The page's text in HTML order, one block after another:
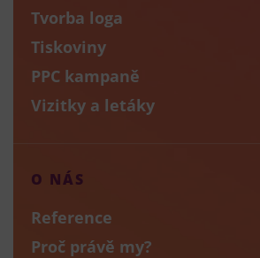
Tvorba loga
Tiskoviny
PPC kampaně
Vizitky a letáky
O NÁS
Reference
Proč právě my?